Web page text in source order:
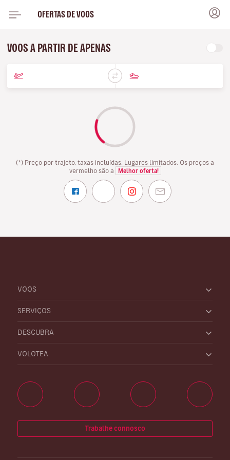
OFERTAS DE VOOS
VOOS A PARTIR DE APENAS
(*) Preço por trajeto, taxas incluídas. Lugares limitados. Os preços a
vermelho são a
Melhor oferta!
VOOS
SERVIÇOS
DESCUBRA
VOLOTEA
Trabalhe connosco